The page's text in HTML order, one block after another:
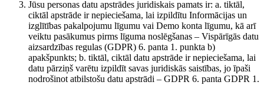
Jūsu personas datu apstrādes juridiskais pamats ir: a. tiktāl,
ciktāl apstrāde ir nepieciešama, lai izpildītu Informācijas un
izglītības pakalpojumu līgumu vai Demo konta līgumu, kā arī
veiktu pasākumus pirms līguma noslēgšanas – Vispārīgās datu
aizsardzības regulas (GDPR) 6. panta 1. punkta b)
apakšpunkts; b. tiktāl, ciktāl datu apstrāde ir nepieciešama, lai
datu pārziņš varētu izpildīt savas juridiskās saistības, jo īpaši
nodrošinot atbilstošu datu apstrādi – GDPR 6. panta GDPR 1.